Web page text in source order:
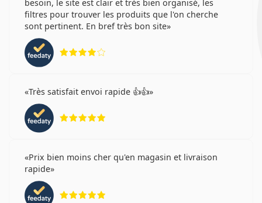
besoin, le site est clair et très bien organisé, les
filtres pour trouver les produits que l'on cherche
sont pertinent. En bref très bon site
Très satisfait envoi rapide 👍👍
Prix bien moins cher qu'en magasin et livraison
rapide